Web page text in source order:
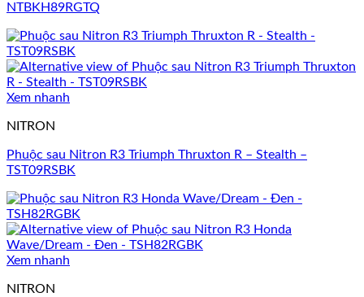
NTBKH89RGTQ
Xem nhanh
NITRON
Phuộc sau Nitron R3 Triumph Thruxton R – Stealth –
TST09RSBK
Xem nhanh
NITRON